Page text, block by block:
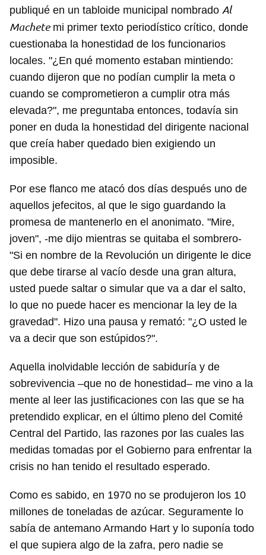
publiqué en un tabloide municipal nombrado Al
Machetemi primer texto periodístico crítico, donde
cuestionaba la honestidad de los funcionarios
locales. "¿En qué momento estaban mintiendo:
cuando dijeron que no podían cumplir la meta o
cuando se comprometieron a cumplir otra más
elevada?", me preguntaba entonces, todavía sin
poner en duda la honestidad del dirigente nacional
que creía haber quedado bien exigiendo un
imposible.
Por ese flanco me atacó dos días después uno de
aquellos jefecitos, al que le sigo guardando la
promesa de mantenerlo en el anonimato. "Mire,
joven", -me dijo mientras se quitaba el sombrero-
"Si en nombre de la Revolución un dirigente le dice
que debe tirarse al vacío desde una gran altura,
usted puede saltar o simular que va a dar el salto,
lo que no puede hacer es mencionar la ley de la
gravedad". Hizo una pausa y remató: "¿O usted le
va a decir que son estúpidos?".
Aquella inolvidable lección de sabiduría y de
sobrevivencia –que no de honestidad– me vino a la
mente al leer las justificaciones con las que se ha
pretendido explicar, en el último pleno del Comité
Central del Partido, las razones por las cuales las
medidas tomadas por el Gobierno para enfrentar la
crisis no han tenido el resultado esperado.
Como es sabido, en 1970 no se produjeron los 10
millones de toneladas de azúcar. Seguramente lo
sabía de antemano Armando Hart y lo suponía todo
el que supiera algo de la zafra, pero nadie se